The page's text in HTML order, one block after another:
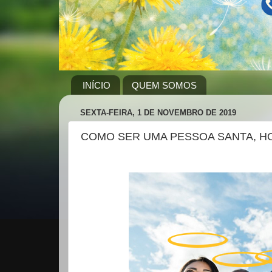
INÍCIO QUEM SOMOS
SEXTA-FEIRA, 1 DE NOVEMBRO DE 2019
COMO SER UMA PESSOA SANTA,